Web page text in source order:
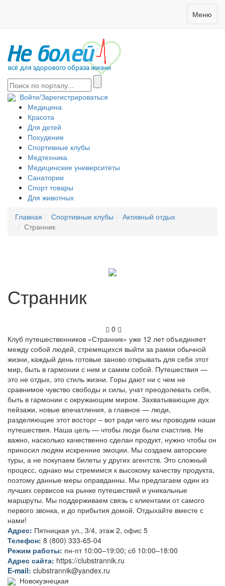
Меню
Войти/Зарегистрироваться
Медицина
Красота
Для детей
Похудение
Спортивные клубы
Медтехника
Медицинские университеты
Санатории
Спорт товары
Для животных
Главная
Спортивные клубы
Активный отдых
Странник
Странник
0
Клуб путешественников «Странник» уже 12 лет объединяет
между собой людей, стремящихся выйти за рамки обычной
жизни, каждый день готовые заново открывать для себя этот
мир, быть в гармонии с ним и самим собой. Путешествия —
это не отдых, это стиль жизни. Горы дают ни с чем не
сравнимое чувство свободы и силы, учат преодолевать себя,
быть в гармонии с окружающим миром. Захватывающие дух
пейзажи, новые впечатления, а главное — люди,
разделяющие этот восторг – вот ради чего мы проводим наши
путешествия. Наша цель — чтобы люди были счастлив. Не
важно, насколько качественно сделан продукт, нужно чтобы он
приносил людям искренние эмоции. Мы создаем авторские
туры, а не покупаем билеты у других агентств. Это сложный
процесс, однако мы стремимся к высокому качеству продукта,
поэтому данные меры оправданны. Мы предлагаем один из
лучших сервисов на рынке путешествий и уникальные
маршруты. Мы поддерживаем связь с клиентами от самого
первого звонка, и до прибытия домой. Отдыхайте вместе с
нами!
Адрес: Пятницкая ул., 3/4, этаж 2, офис 5
Телефон: 8 (800) 333-65-04
Режим работы: пн-пт 10:00–19:00; сб 10:00–18:00
Адрес сайта: https://clubstrannik.ru
E-mail: clubstrannik@yandex.ru
Новокузнецкая